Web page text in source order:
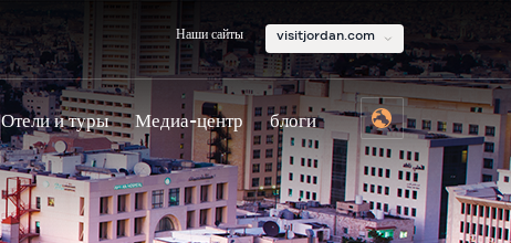
Наши сайты visitjordan.com
Отели и туры Медиа-центр блоги